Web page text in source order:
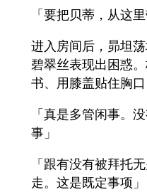
「要把贝蒂，从这
进入房间后，昴坦
碧翠丝表现出困惑
书、用膝盖贴住胸口
「真是多管闲事。
事」
「跟有没有被拜托
走。这是既定事项」